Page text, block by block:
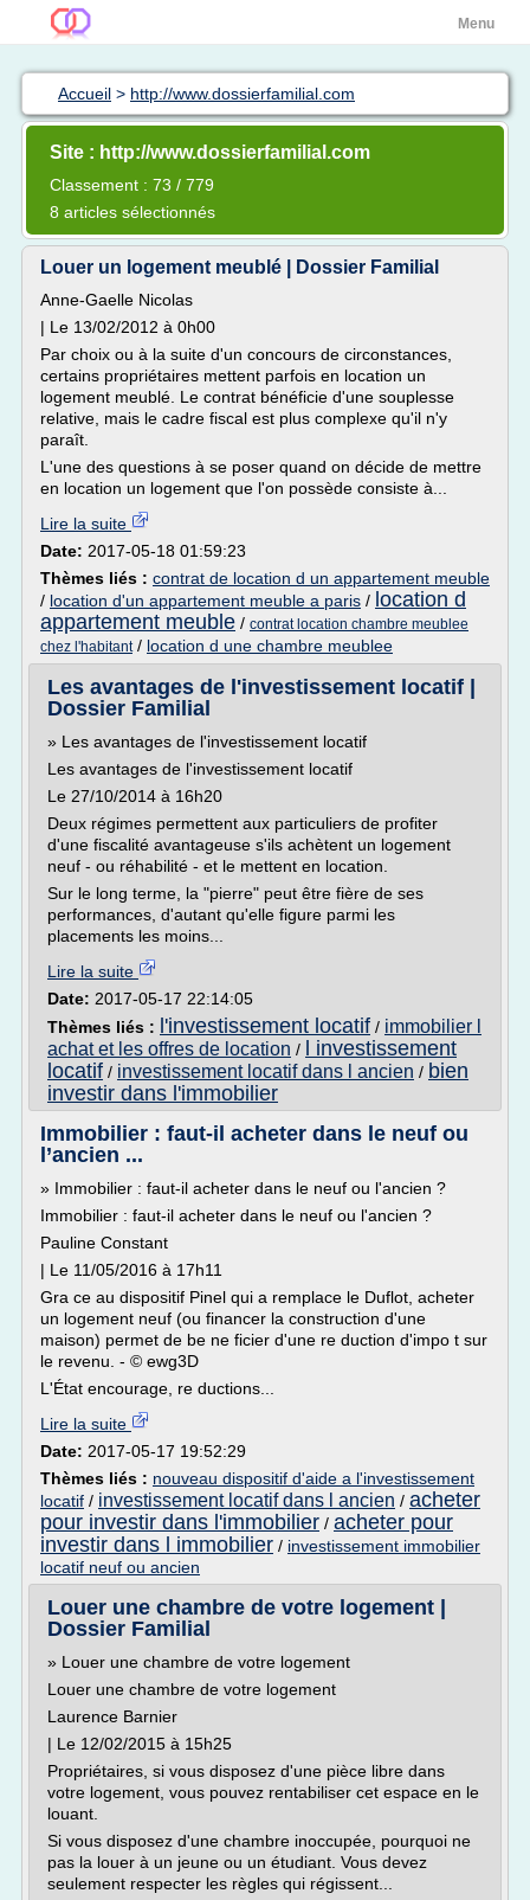
Menu
Accueil > http://www.dossierfamilial.com
Site : http://www.dossierfamilial.com
Classement : 73 / 779
8 articles sélectionnés
Louer un logement meublé | Dossier Familial
Anne-Gaelle Nicolas
| Le 13/02/2012 à 0h00
Par choix ou à la suite d'un concours de circonstances,
certains propriétaires mettent parfois en location un
logement meublé. Le contrat bénéficie d'une souplesse
relative, mais le cadre fiscal est plus complexe qu'il n'y
paraît.
L'une des questions à se poser quand on décide de mettre
en location un logement que l'on possède consiste à...
Lire la suite
Date: 2017-05-18 01:59:23
Thèmes liés : contrat de location d un appartement meuble
/ location d'un appartement meuble a paris / location d
appartement meuble / contrat location chambre meublee
chez l'habitant/ location d une chambre meublee
Les avantages de l'investissement locatif |
Dossier Familial
» Les avantages de l'investissement locatif
Les avantages de l'investissement locatif
Le 27/10/2014 à 16h20
Deux régimes permettent aux particuliers de profiter
d'une fiscalité avantageuse s'ils achètent un logement
neuf - ou réhabilité - et le mettent en location.
Sur le long terme, la "pierre" peut être fière de ses
performances, d'autant qu'elle figure parmi les
placements les moins...
Lire la suite
Date: 2017-05-17 22:14:05
Thèmes liés :
l'investissement locatif / immobilier l
achat et les offres de location /
l investissement
locatif / investissement locatif dans l ancien / bien
investir dans l'immobilier
Immobilier : faut-il acheter dans le neuf ou
l’ancien ...
» Immobilier : faut-il acheter dans le neuf ou l'ancien ?
Immobilier : faut-il acheter dans le neuf ou l'ancien ?
Pauline Constant
| Le 11/05/2016 à 17h11
Gra ce au dispositif Pinel qui a remplace le Duflot, acheter
un logement neuf (ou financer la construction d'une
maison) permet de be ne ficier d'une re duction d'impo t sur
le revenu. - © ewg3D
L'État encourage, re ductions...
Lire la suite
Date: 2017-05-17 19:52:29
Thèmes liés : nouveau dispositif d'aide a l'investissement
locatif / investissement locatif dans l ancien / acheter
pour investir dans l'immobilier / acheter pour
investir dans l immobilier / investissement immobilier
locatif neuf ou ancien
Louer une chambre de votre logement |
Dossier Familial
» Louer une chambre de votre logement
Louer une chambre de votre logement
Laurence Barnier
| Le 12/02/2015 à 15h25
Propriétaires, si vous disposez d'une pièce libre dans
votre logement, vous pouvez rentabiliser cet espace en le
louant.
Si vous disposez d'une chambre inoccupée, pourquoi ne
pas la louer à un jeune ou un étudiant. Vous devez
seulement respecter les règles qui régissent...